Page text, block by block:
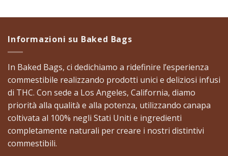
€27.99 a
Informazioni su Baked Bags
​In Baked Bags, ci dedichiamo a ridefinire l’esperienza
commestibile realizzando prodotti unici e deliziosi infusi
di THC. Con sede a Los Angeles, California, diamo
priorità alla qualità e alla potenza, utilizzando canapa
coltivata al 100% negli Stati Uniti e ingredienti
completamente naturali per creare i nostri distintivi
commestibili. ​